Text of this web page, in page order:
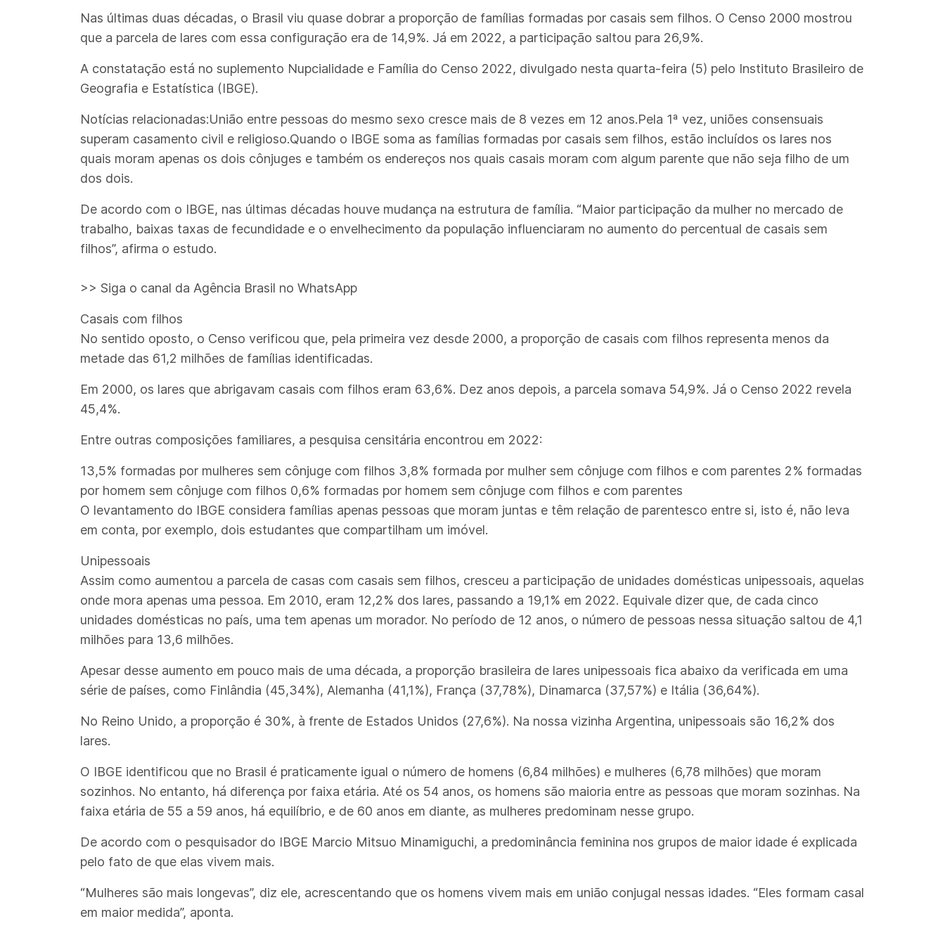
Nas últimas duas décadas, o Brasil viu quase dobrar a proporção de famílias formadas por casais sem filhos. O Censo 2000 mostrou
que a parcela de lares com essa configuração era de 14,9%. Já em 2022, a participação saltou para 26,9%.
A constatação está no suplemento Nupcialidade e Família do Censo 2022, divulgado nesta quarta-feira (5) pelo Instituto Brasileiro de
Geografia e Estatística (IBGE).
Notícias relacionadas:União entre pessoas do mesmo sexo cresce mais de 8 vezes em 12 anos.Pela 1ª vez, uniões consensuais
superam casamento civil e religioso.Quando o IBGE soma as famílias formadas por casais sem filhos, estão incluídos os lares nos
quais moram apenas os dois cônjuges e também os endereços nos quais casais moram com algum parente que não seja filho de um
dos dois.
De acordo com o IBGE, nas últimas décadas houve mudança na estrutura de família. “Maior participação da mulher no mercado de
trabalho, baixas taxas de fecundidade e o envelhecimento da população influenciaram no aumento do percentual de casais sem
filhos”, afirma o estudo.
>> Siga o canal da Agência Brasil no WhatsApp
Casais com filhos
No sentido oposto, o Censo verificou que, pela primeira vez desde 2000, a proporção de casais com filhos representa menos da
metade das 61,2 milhões de famílias identificadas.
Em 2000, os lares que abrigavam casais com filhos eram 63,6%. Dez anos depois, a parcela somava 54,9%. Já o Censo 2022 revela
45,4%.
Entre outras composições familiares, a pesquisa censitária encontrou em 2022:
13,5% formadas por mulheres sem cônjuge com filhos 3,8% formada por mulher sem cônjuge com filhos e com parentes 2% formadas
por homem sem cônjuge com filhos 0,6% formadas por homem sem cônjuge com filhos e com parentes
O levantamento do IBGE considera famílias apenas pessoas que moram juntas e têm relação de parentesco entre si, isto é, não leva
em conta, por exemplo, dois estudantes que compartilham um imóvel.
Unipessoais
Assim como aumentou a parcela de casas com casais sem filhos, cresceu a participação de unidades domésticas unipessoais, aquelas
onde mora apenas uma pessoa. Em 2010, eram 12,2% dos lares, passando a 19,1% em 2022. Equivale dizer que, de cada cinco
unidades domésticas no país, uma tem apenas um morador. No período de 12 anos, o número de pessoas nessa situação saltou de 4,1
milhões para 13,6 milhões.
Apesar desse aumento em pouco mais de uma década, a proporção brasileira de lares unipessoais fica abaixo da verificada em uma
série de países, como Finlândia (45,34%), Alemanha (41,1%), França (37,78%), Dinamarca (37,57%) e Itália (36,64%).
No Reino Unido, a proporção é 30%, à frente de Estados Unidos (27,6%). Na nossa vizinha Argentina, unipessoais são 16,2% dos
lares.
O IBGE identificou que no Brasil é praticamente igual o número de homens (6,84 milhões) e mulheres (6,78 milhões) que moram
sozinhos. No entanto, há diferença por faixa etária. Até os 54 anos, os homens são maioria entre as pessoas que moram sozinhas. Na
faixa etária de 55 a 59 anos, há equilíbrio, e de 60 anos em diante, as mulheres predominam nesse grupo.
De acordo com o pesquisador do IBGE Marcio Mitsuo Minamiguchi, a predominância feminina nos grupos de maior idade é explicada
pelo fato de que elas vivem mais.
“Mulheres são mais longevas”, diz ele, acrescentando que os homens vivem mais em união conjugal nessas idades. “Eles formam casal
em maior medida”, aponta.